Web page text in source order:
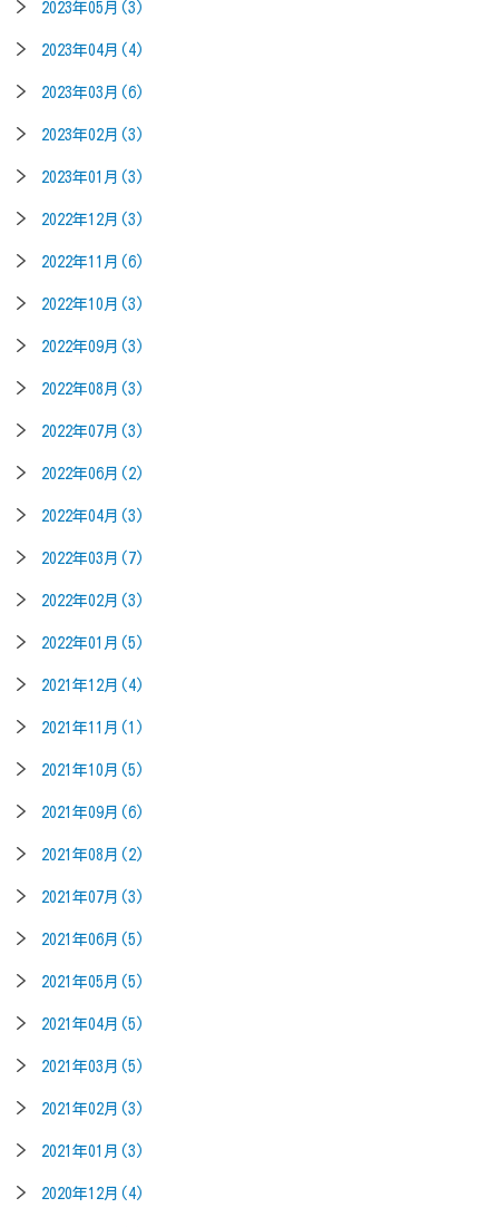
2023年05月(3)
2023年04月(4)
2023年03月(6)
2023年02月(3)
2023年01月(3)
2022年12月(3)
2022年11月(6)
2022年10月(3)
2022年09月(3)
2022年08月(3)
2022年07月(3)
2022年06月(2)
2022年04月(3)
2022年03月(7)
2022年02月(3)
2022年01月(5)
2021年12月(4)
2021年11月(1)
2021年10月(5)
2021年09月(6)
2021年08月(2)
2021年07月(3)
2021年06月(5)
2021年05月(5)
2021年04月(5)
2021年03月(5)
2021年02月(3)
2021年01月(3)
2020年12月(4)